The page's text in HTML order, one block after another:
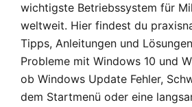
wichtigste Betriebssystem für
weltweit. Hier findest du
Tipps, Anleitungen und
Probleme mit Windows 10 und
ob Windows Update Fehler,
dem Startmenü oder eine